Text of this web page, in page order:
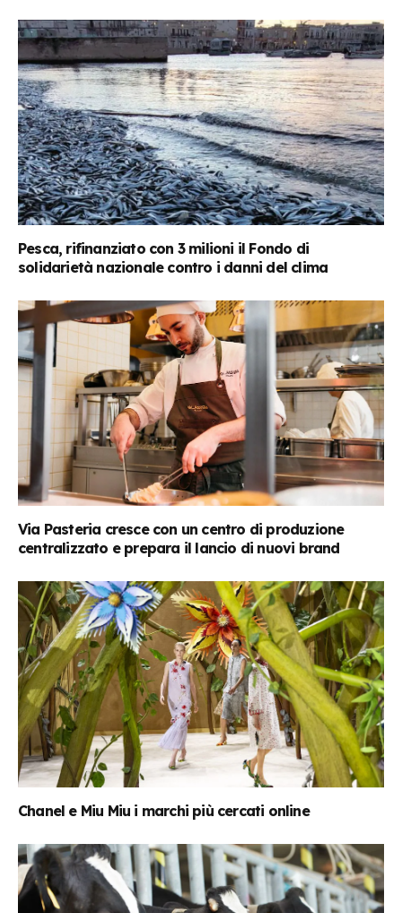
Pesca, rifinanziato con 3 milioni il Fondo di
solidarietà nazionale contro i danni del clima
Via Pasteria cresce con un centro di produzione
centralizzato e prepara il lancio di nuovi brand
Chanel e Miu Miu i marchi più cercati online